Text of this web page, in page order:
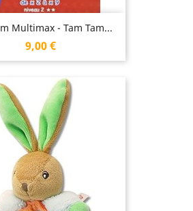
Multimax - Tam Tam...
Prix
9,00 €